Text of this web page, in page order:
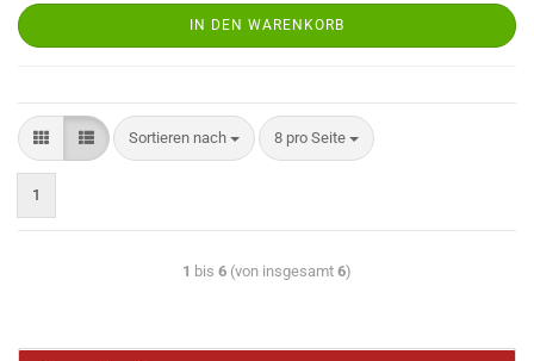
IN DEN WARENKORB
Sortieren nach 8 pro Seite
1
1 bis 6 (von insgesamt 6)